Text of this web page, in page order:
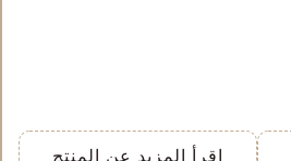
اقرأ المزيد عن المنتج